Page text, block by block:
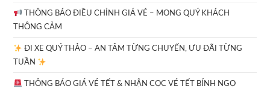
THÔNG BÁO ĐIỀU CHỈNH GIÁ VÉ – MONG QUÝ KHÁCH
THÔNG CẢM
ĐI XE QUÝ THẢO – AN TÂM TỪNG CHUYẾN, ƯU ĐÃI TỪNG
TUẦN
THÔNG BÁO GIÁ VÉ TẾT & NHẬN CỌC VÉ TẾT BÍNH NGỌ